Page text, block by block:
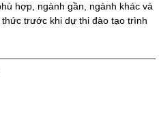
hợp, ngành gần, ngành khác và
trước khi dự thi đào tạo trình